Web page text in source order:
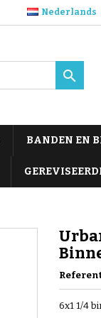
Nederlands

BANDEN EN
6x1 1/4